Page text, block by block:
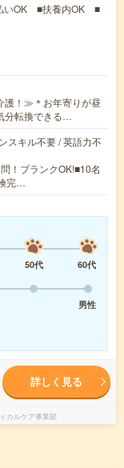
いOK ■扶養内OK ■
護！≫＊お年寄りが昼
分転換できる…
スキル不要 / 英語力不
！ブランクOK!■10名
完…
50代
60代
男性
詳しく見る
カルケア事業部